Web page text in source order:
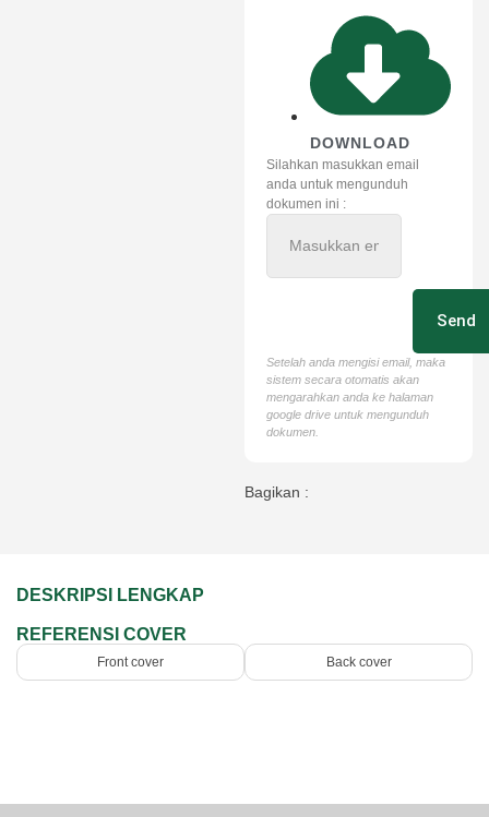
DOWNLOAD
Silahkan masukkan email
anda untuk mengunduh
dokumen ini :
Send
Setelah anda mengisi email, maka
sistem secara otomatis akan
mengarahkan anda ke halaman
google drive untuk mengunduh
dokumen.
Bagikan :
DESKRIPSI LENGKAP
REFERENSI COVER
Front cover Back cover